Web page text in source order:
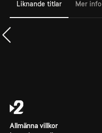
Liknande titlar Mer info
Allmänna villkor